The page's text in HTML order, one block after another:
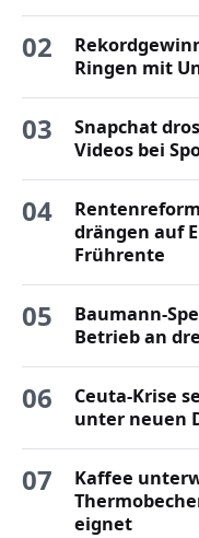
02
Ringen mit
03
Snapchat
Videos bei
04
drängen auf
Frührente
05
Baumann-
Betrieb an
06
Ceuta-Krise
unter neuen
07
Kaffee
eignet